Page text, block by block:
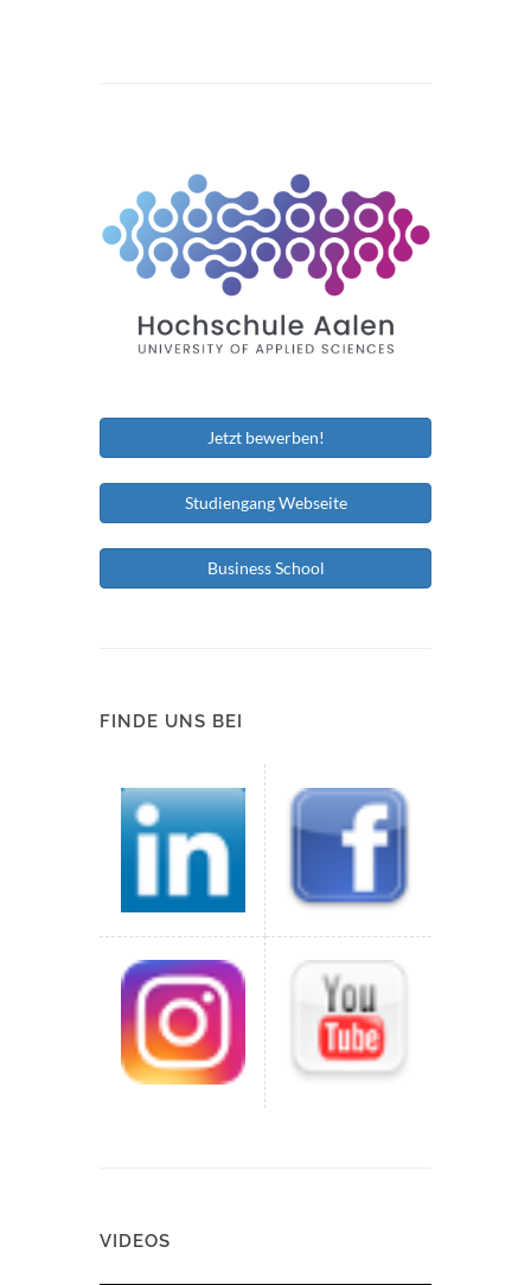
Jetzt bewerben!
Studiengang Webseite
Business School
FINDE UNS BEI
VIDEOS